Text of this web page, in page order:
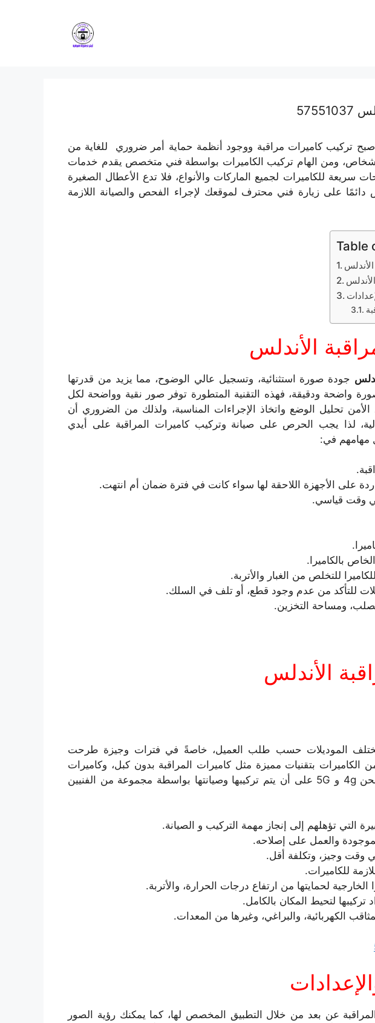
تركيب كاميرات مراقبة ووجود أنظمة حماية أمر ضروري للغاية من
ومن الهام تركيب الكاميرات بواسطة فني متخصص يقدم خدمات
سريعة للكاميرات لجميع الماركات والأنواع، فلا تدع الأعطال الصغيرة
على زيارة فني محترف لموقعك لإجراء الفحص والصيانة اللازمة
Table
الأندلس
جودة صورة استثنائية، وتسجيل عالي الوضوح، مما يزيد من قدرتها
واضحة ودقيقة، فهذه التقنية المتطورة توفر صور نقية وواضحة لكل
تحليل الوضع واتخاذ الإجراءات المناسبة، ولذلك من الضروري أن
لذا يجب الحرص على صيانة وتركيب كاميرات المراقبة على أيدي
مهامهم في:
على الأجهزة اللاحقة لها سواء كانت في فترة ضمان أم انتهت.
في وقت قياسي.
بالكاميرا.
للتخلص من الغبار والأتربة.
للتأكد من عدم وجود قطع، أو تلف في السلك.
ومساحة التخزين.
الأندلس
وتختلف الموديلات حسب طلب العميل، خاصةً في فترات وجيزة طرحت
الكاميرات بتقنيات مميزة مثل كاميرات المراقبة بدون كبل، وكاميرات
المراقبة بألواح شمسية ذاتية الشحن 4g و 5G على أن يتم تركيبها وصيانتها بواسطة مجموعة من الفنيين
التي تؤهلهم إلى إنجاز مهمة التركيب و الصيانة.
والعمل على إصلاحه.
وقت وجيز، وتكلفة أقل.
للكاميرات.
لحمايتها من ارتفاع درجات الحرارة، والأتربة.
تركيبها لتحيط المكان بالكامل.
الكهربائية، والبراغي، وغيرها من المعدات.
عن بعد من خلال التطبيق المخصص لها، كما يمكنك رؤية الصور